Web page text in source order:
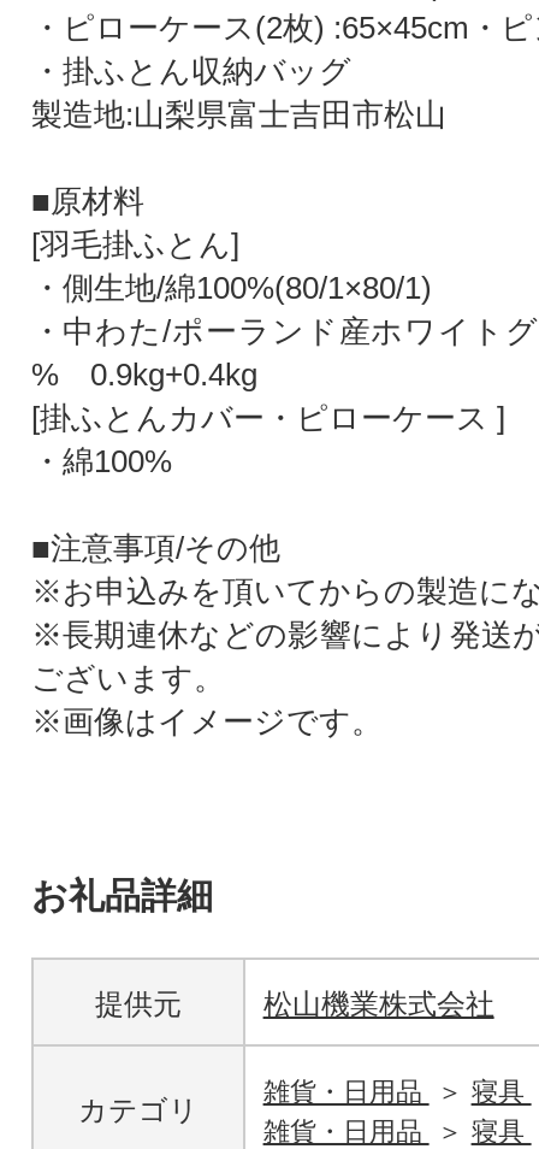
・ピローケース(2枚) :65×45cm・
・掛ふとん収納バッグ
製造地:山梨県富士吉田市松山
■原材料
[羽毛掛ふとん]
・側生地/綿100%(80/1×80/1)
・中わた/ポーランド産ホワイト
% 0.9kg+0.4kg
[掛ふとんカバー・ピローケース ]
・綿100%
■注意事項/その他
※お申込みを頂いてからの製造に
※長期連休などの影響により発送
ございます。
※画像はイメージです。
お礼品詳細
提供元 松山機業株式会社
カテゴリ
雑貨・日用品
寝具
雑貨・日用品
寝具